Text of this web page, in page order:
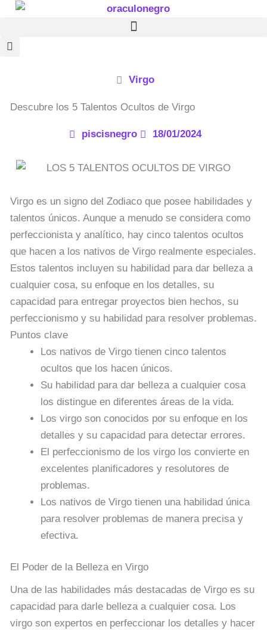
contenido
Virgo
Descubre los 5 Talentos Ocultos de Virgo
piscisnegro 18/01/2024
Virgo es un signo del Zodiaco que posee habilidades y
talentos únicos. Aunque a menudo se considera como
perfeccionista y analítico, hay cinco talentos ocultos
que hacen a los nativos de Virgo realmente especiales.
Estos talentos incluyen su habilidad para dar belleza a
cualquier cosa, su enfoque en los detalles, su
capacidad para entregar proyectos bien hechos, su
perfeccionismo y su habilidad para resolver problemas.
Puntos clave
Los nativos de Virgo tienen cinco talentos
ocultos que los hacen únicos.
Su habilidad para dar belleza a cualquier cosa
los distingue en diferentes áreas de la vida.
Los virgo son conocidos por su enfoque en los
detalles y su capacidad para detectar errores.
El perfeccionismo de los virgo los convierte en
excelentes planificadores y resolutores de
problemas.
Los nativos de Virgo tienen una habilidad única
para resolver problemas de manera precisa y
efectiva.
El Poder de la Belleza en Virgo
Una de las habilidades más destacadas de Virgo es su
capacidad para darle belleza a cualquier cosa. Los
virgo son expertos en perfeccionar los detalles y hacer